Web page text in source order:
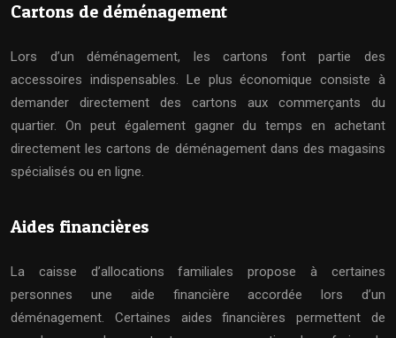
Cartons de déménagement
Lors d’un déménagement, les cartons font partie des
accessoires indispensables. Le plus économique consiste à
demander directement des cartons aux commerçants du
quartier. On peut également gagner du temps en achetant
directement les cartons de déménagement dans des magasins
spécialisés ou en ligne.
Aides financières
La caisse d’allocations familiales propose à certaines
personnes une aide financière accordée lors d’un
déménagement. Certaines aides financières permettent de